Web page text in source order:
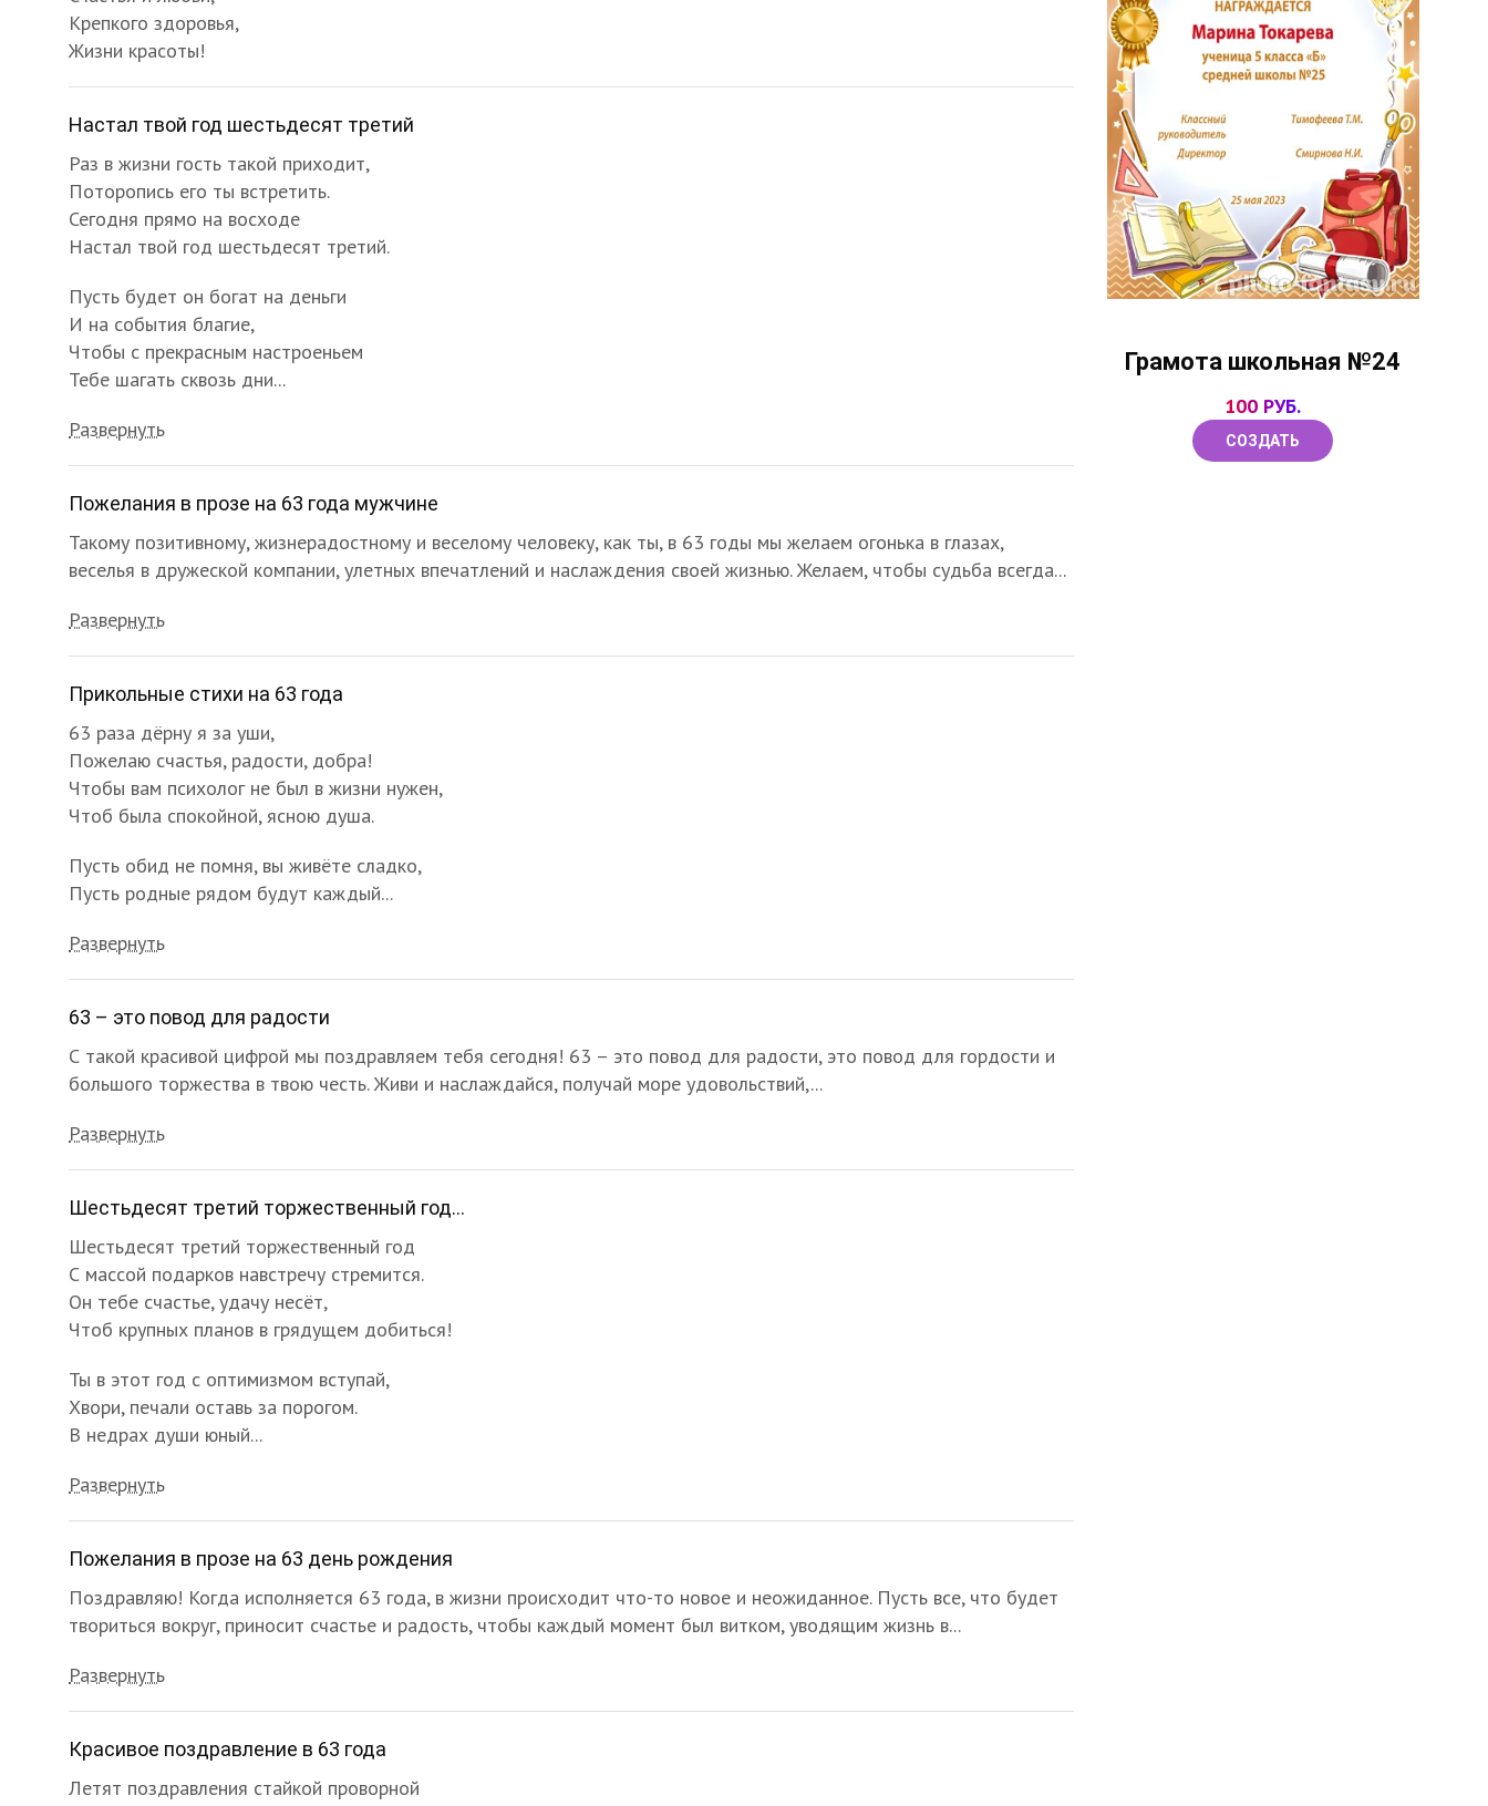
Крепкого здоровья,
Жизни красоты!
Настал твой год шестьдесят третий
Раз в жизни гость такой приходит,
Поторопись его ты встретить.
Сегодня прямо на восходе
Настал твой год шестьдесят третий.
Пусть будет он богат на деньги
И на события благие,
Чтобы с прекрасным настроеньем
Тебе шагать сквозь дни...
Развернуть
Пожелания в прозе на 63 года мужчине
Такому позитивному, жизнерадостному и веселому человеку, как ты, в 63 годы мы желаем огонька в глазах,
веселья в дружеской компании, улетных впечатлений и наслаждения своей жизнью. Желаем, чтобы судьба всегда...
Развернуть
Прикольные стихи на 63 года
63 раза дёрну я за уши,
Пожелаю счастья, радости, добра!
Чтобы вам психолог не был в жизни нужен,
Чтоб была спокойной, ясною душа.
Пусть обид не помня, вы живёте сладко,
Пусть родные рядом будут каждый...
Развернуть
63 – это повод для радости
С такой красивой цифрой мы поздравляем тебя сегодня! 63 – это повод для радости, это повод для гордости и
большого торжества в твою честь. Живи и наслаждайся, получай море удовольствий,...
Развернуть
Шестьдесят третий торжественный год...
Шестьдесят третий торжественный год
С массой подарков навстречу стремится.
Он тебе счастье, удачу несёт,
Чтоб крупных планов в грядущем добиться!
Ты в этот год с оптимизмом вступай,
Хвори, печали оставь за порогом.
В недрах души юный...
Развернуть
Пожелания в прозе на 63 день рождения
Поздравляю! Когда исполняется 63 года, в жизни происходит что-то новое и неожиданное. Пусть все, что будет
твориться вокруг, приносит счастье и радость, чтобы каждый момент был витком, уводящим жизнь в...
Развернуть
Красивое поздравление в 63 года
Летят поздравления стайкой проворной
Грамота школьная №24
100 РУБ.
СОЗДАТЬ